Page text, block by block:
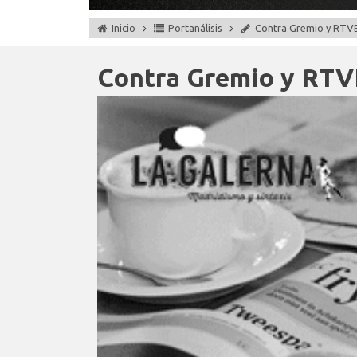
Inicio Portanálisis Contra Gremio y
Contra Gremio y